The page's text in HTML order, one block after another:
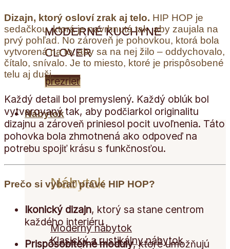
MODERNÉ KUCHYNE
CLOVER
prezrieť
Nábytok
Nábytok
Moderný nábytok
Klasický a rustikálny nábytok
Dizajn, ktorý osloví zrak aj telo. HIP HOP je
sedačkou, ktorá je navrhnutá tak, aby zaujala na
prvý pohľad. No zároveň je pohovkou, ktorá bola
vytvorená na to, aby sa na nej žilo – oddychovalo,
čítalo, snívalo. Je to miesto, ktoré je prispôsobené
telu aj duši.
Každý detail bol premyslený. Každý oblúk bol
vytvarovaný tak, aby podčiarkol originalitu
dizajnu a zároveň priniesol pocit uvoľnenia. Táto
pohovka bola zhmotnená ako odpoveď na
potrebu spojiť krásu s funkčnosťou.
Prečo si vybrať práve HIP HOP?
Ikonický dizajn, ktorý sa stane centrom
každého interiéru
Prispôsobiteľné moduly, ktoré umožňujú